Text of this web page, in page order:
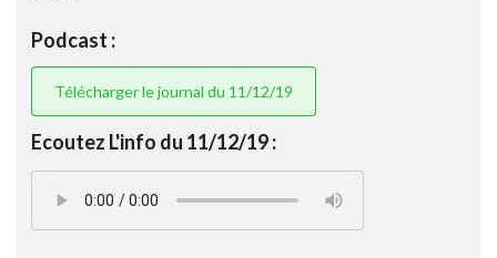
Podcast :
Télécharger le journal du 11/12/19
Ecoutez L'info du 11/12/19 :